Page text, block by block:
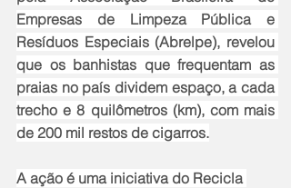
Empresas de Limpeza Pública e
Resíduos Especiais (Abrelpe), revelou
que os banhistas que frequentam as
praias no país dividem espaço, a cada
trecho e 8 quilômetros (km), com mais
de 200 mil restos de cigarros.
A ação é uma iniciativa do Recicla